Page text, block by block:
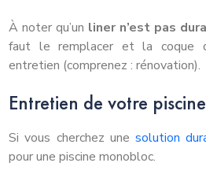
À noter qu’un liner n’est pas
faut le remplacer et la coque
entretien (comprenez : rénovation).
Entretien de votre
Si vous cherchez une solution
pour une piscine monobloc.